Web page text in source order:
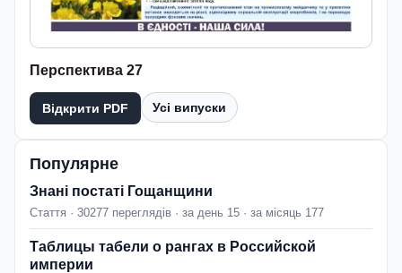
Перспектива 27
Відкрити PDF Усі випуски
Популярне
Знані постаті Гощанщини
Стаття · 30277 переглядів · за день 15 · за місяць 177
Таблицы табели о рангах в Российской
империи